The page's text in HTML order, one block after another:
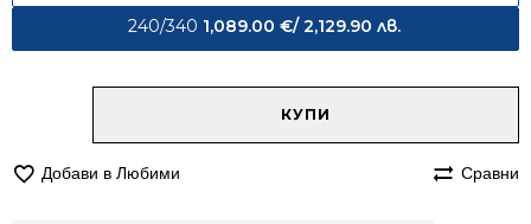
240/340 1,089.00 €/ 2,129.90 лв.
240/340
КУПИ
Добави в Любими Сравни